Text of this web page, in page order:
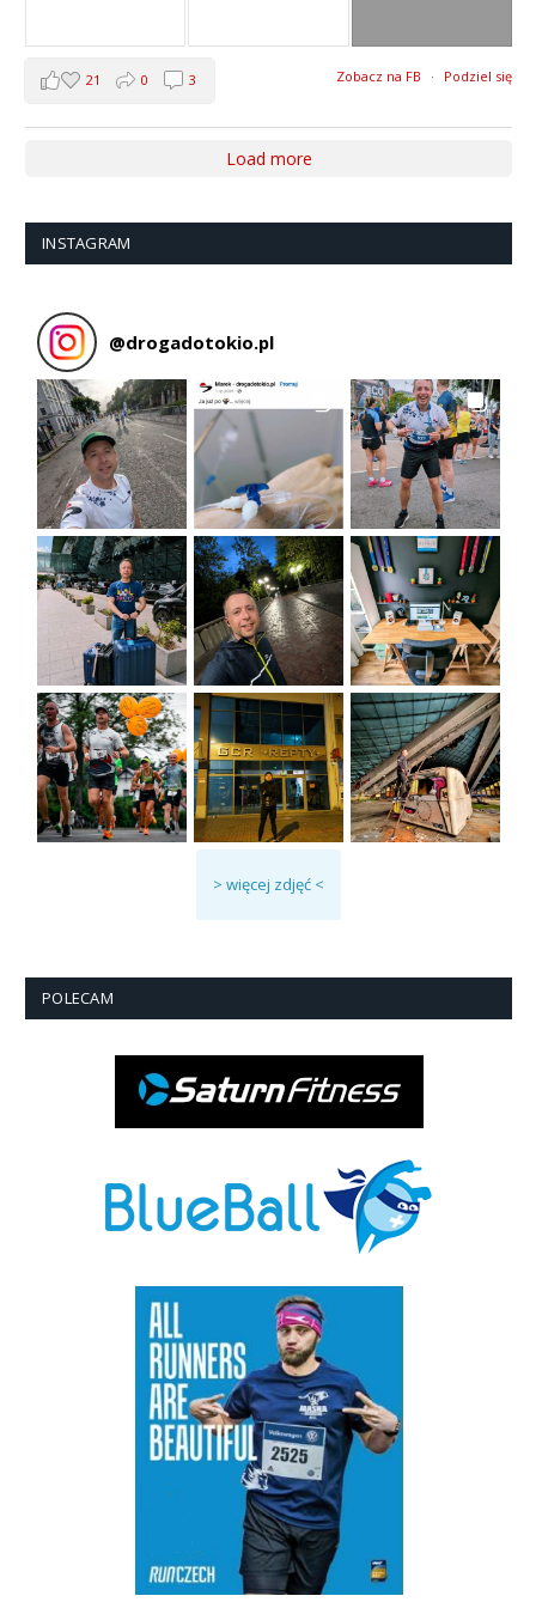
Zobacz na FB · Podziel się
21 0 3
Load more
INSTAGRAM
@drogadotokio.pl
> więcej zdjęć <
POLECAM